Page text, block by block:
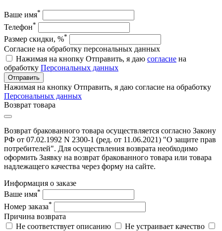
Ваше имя*
Телефон*
Размер скидки, %*
Согласие на обработку персональных данных
Нажимая на кнопку Отправить, я даю согласие на
обработку Персональных данных
Отправить
Нажимая на кнопку Отправить, я даю согласие на обработку
Персональных данных
Возврат товара
Возврат бракованного товара осуществляется согласно Закону
РФ от 07.02.1992 N 2300-1 (ред. от 11.06.2021) "О защите прав
потребителей". Для осуществления возврата необходимо
оформить Заявку на возврат бракованного товара или товара
надлежащего качества через форму на сайте.
Информация о заказе
Ваше имя*
Номер заказа*
Причина возврата
Не соответствует описанию
Не устраивает качество